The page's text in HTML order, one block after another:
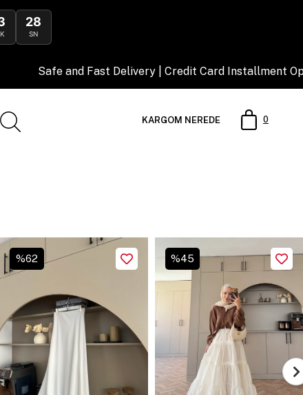
25
SN
| Credit Card Installment Opportunity
0
KARGOM NEREDE
%45 %29